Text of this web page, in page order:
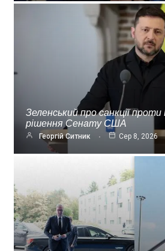
Зеленський про санкції
рішення Сенату США
Георгій Ситник Сер 8, 2026